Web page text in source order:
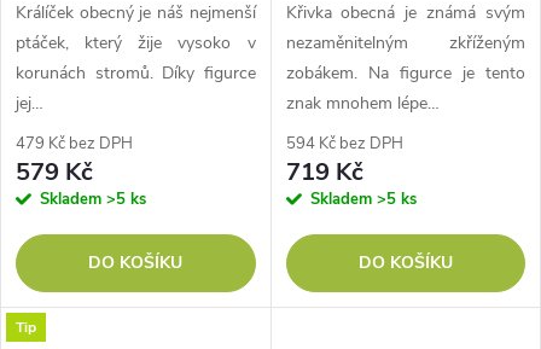
Králíček obecný je náš nejmenší
ptáček, který žije vysoko v
korunách stromů. Díky figurce
jej…
479 Kč bez DPH
579 Kč
Skladem >5 ks
DO KOŠÍKU
Křivka obecná je známá svým
nezaměnitelným zkříženým
zobákem. Na figurce je tento
znak mnohem lépe…
594 Kč bez DPH
719 Kč
Skladem >5 ks
DO KOŠÍKU
Tip